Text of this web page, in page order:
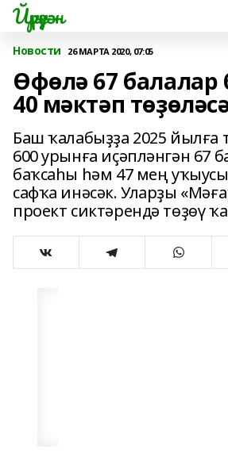
Йүрүҙән
Новости 26 МАРТА 2020, 07:05
Өфөлә 67 балалар
40 мәктәп
Баш ҡалабыҙҙа 2025 йылға
600 урынға иҫәпләнгән 67
баҡсаһы һәм 47 мең
сафҡа инәсәк. Уларҙы
проект сиктәрендә төҙөү